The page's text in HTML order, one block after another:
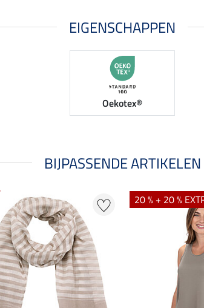
EIGENSCHAPPEN
Oekotex®
BIJPASSENDE ARTIKELEN
20 % + 20 %